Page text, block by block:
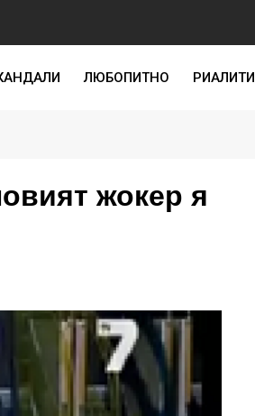
ЛЮБОПИТНО РИАЛИТИ
жокер я